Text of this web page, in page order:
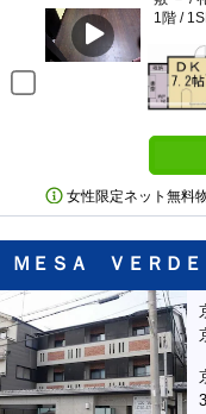
1階 /
女性限定ネット無料
ＭＥＳＡ ＶＥＲＤ